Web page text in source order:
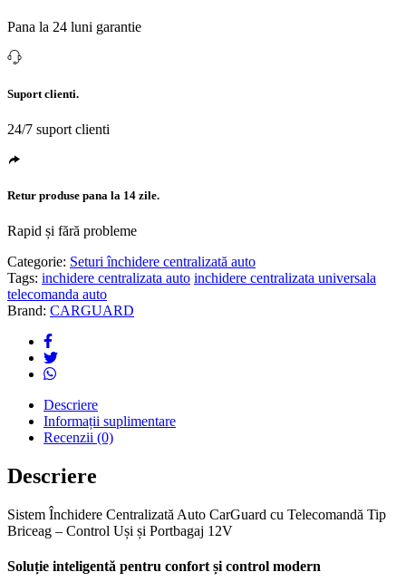
Pana la 24 luni garantie
Suport clienti.
24/7 suport clienti
Retur produse pana la 14 zile.
Rapid și fără probleme
Categorie: Seturi închidere centralizată auto
Tags: inchidere centralizata auto inchidere centralizata universala
telecomanda auto
Brand: CARGUARD
Descriere
Informații suplimentare
Recenzii (0)
Descriere
Sistem Închidere Centralizată Auto CarGuard cu Telecomandă Tip
Briceag – Control Uși și Portbagaj 12V
Soluție inteligentă pentru confort și control modern